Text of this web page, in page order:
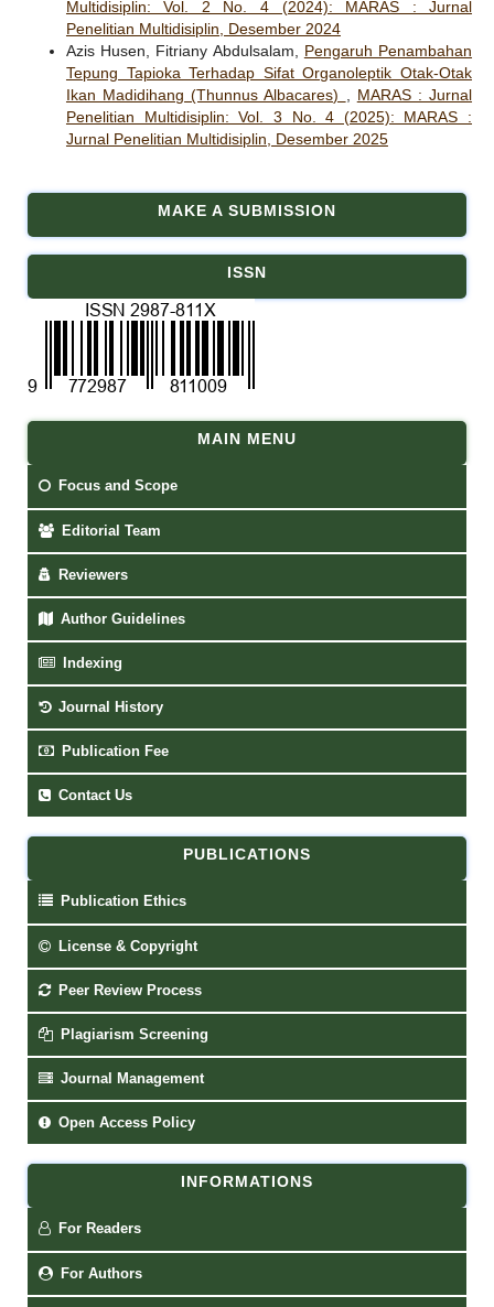
Multidisiplin: Vol. 2 No. 4 (2024): MARAS : Jurnal
Penelitian Multidisiplin, Desember 2024
Azis Husen, Fitriany Abdulsalam, Pengaruh Penambahan
Tepung Tapioka Terhadap Sifat Organoleptik Otak-Otak
Ikan Madidihang (Thunnus Albacares)
MARAS : Jurnal
Penelitian Multidisiplin: Vol. 3 No. 4 (2025): MARAS :
Jurnal Penelitian Multidisiplin, Desember 2025
MAKE A SUBMISSION
ISSN
MAIN MENU
Focus and Scope
Editorial Team
Reviewers
Author Guidelines
Indexing
Journal History
Publication Fee
Contact Us
PUBLICATIONS
Publication Ethics
License & Copyright
Peer Review Process
Plagiarism Screening
Journal Management
Open Access Policy
INFORMATIONS
For Readers
For Authors